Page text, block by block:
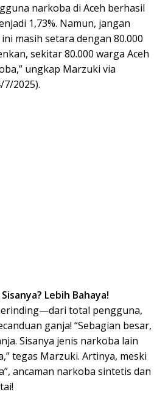
narkoba di Aceh berhasil
1,73%. Namun, jangan
masih setara dengan 80.000
sekitar 80.000 warga Aceh
ungkap Marzuki via
7/2025).
Lebih Bahaya!
total pengguna,
ganja! “Sebagian besar,
Sisanya jenis narkoba lain
tegas Marzuki. Artinya, meski
ancaman narkoba sintetis dan